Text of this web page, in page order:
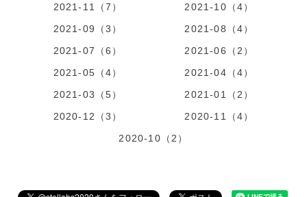
2021-11（7）
2021-10（4）
2021-09（3）
2021-08（4）
2021-07（6）
2021-06（2）
2021-05（4）
2021-04（4）
2021-03（5）
2021-01（2）
2020-12（3）
2020-11（4）
2020-10（2）